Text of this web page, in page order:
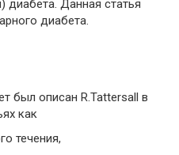
диабета. Данная статья
диабета.
был описан R.Tattersall в
как
течения,